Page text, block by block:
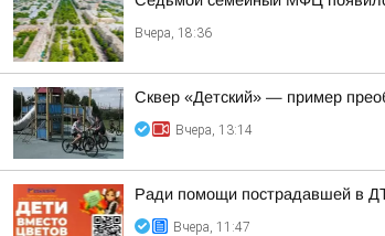
Вчера, 18:36
Сквер «Детский» — пример
Вчера, 13:14
Ради помощи пострадавшей в
Вчера, 11:47